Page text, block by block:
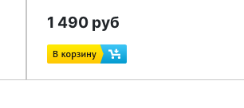
1 490 руб